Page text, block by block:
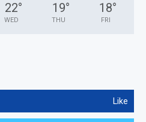
22°
WED
19°
THU
18°
FRI
Like